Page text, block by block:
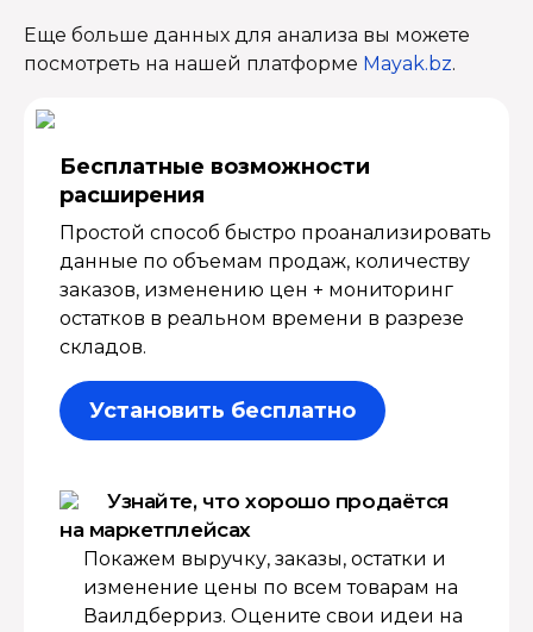
Еще больше данных для анализа вы можете
посмотреть на нашей платформе Mayak.bz.
Бесплатные возмож­ности
расширения
Простой способ быстро проанализировать
данные по объемам продаж, количеству
заказов, изменению цен + мониторинг
остатков в реальном времени в разрезе
складов.
Установить бесплатно
Узнайте, что хорошо продаётся
на маркетплейсах
Покажем выручку, заказы, остатки и
изменение цены по всем товарам на
Ваилдберриз. Оцените свои идеи на